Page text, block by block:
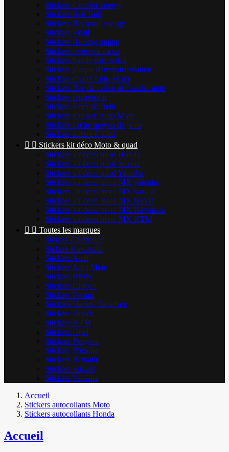
Stickers monster energy
Stickers Red Bull
Stickers Rockstar energy
Stickers Skull
Stickers flaming tuning
Stickers reservoir moto
Stickers bande pare soleil
Stickers plaque d'immatriculation
Stickers divers Auto Moto
Stickers Bas de caisse & Bandes auto
Stickers rétroviseur
Stickers étrier de frein
Stickers muraux Auto Moto
Stickers cache moyeu de jante
Stickers enfant à bord
  Stickers kit déco Moto & quad
Stickers kit deco quad Honda
Stickers kit deco quad Suzuki
Stickers kit deco quad Yamaha
Stickers kit deco moto MX yamaha
Stickers kit deco moto MX suzuki
Stickers kit deco moto MX honda
Stickers kit deco moto MX Kawasaki
Stickers kit deco moto MX KTM
  Toutes les marques
Sickers Chevrolet
Sickers Kawasaki
Stickers Audi
Stickers Auto Moto
Stickers BMW
Stickers Citroen
Stickers Ferrari
Stickers Harley Davidson
Stickers Honda
Stickers KTM
Stickers Opel
Stickers Peugeot
Stickers Porsche
Stickers Renault
Stickers Suzuki
Stickers Yamaha
Accueil
Stickers autocollants Moto
Stickers autocollants Honda
Accueil